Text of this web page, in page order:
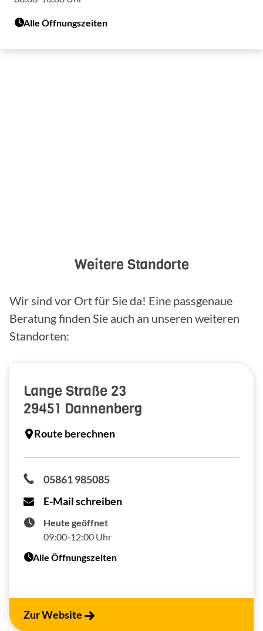
Alle Öffnungszeiten
Weitere Standorte
Wir sind vor Ort für Sie da! Eine passgenaue
Beratung finden Sie auch an unseren weiteren
Standorten:
Lange Straße 23
29451 Dannenberg
Route berechnen
05861 985085
E-Mail schreiben
Heute geöffnet
09:00-12:00 Uhr
Alle Öffnungszeiten
Zur Website